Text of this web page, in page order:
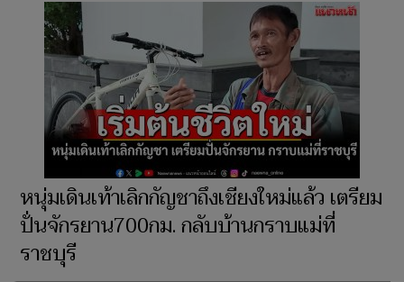
หนุ่มเดินเท้าเลิกกัญชาถึงเชียงใหม่แล้ว เตรียม
ปั่นจักรยาน700กม. กลับบ้านกราบแม่ที่
ราชบุรี